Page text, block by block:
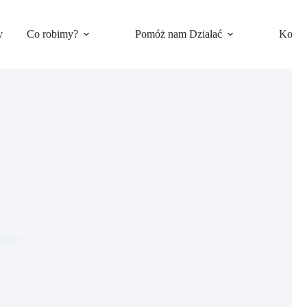
Co robimy? Pomóż nam Działać